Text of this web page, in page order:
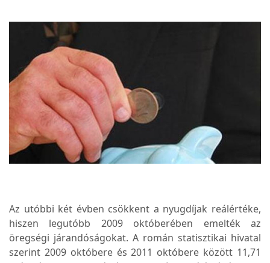
Az utóbbi két évben csökkent a nyugdíjak reálértéke,
hiszen legutóbb 2009 októberében emelték az
öregségi járandóságokat. A román statisztikai hivatal
szerint 2009 októbere és 2011 októbere között 11,71